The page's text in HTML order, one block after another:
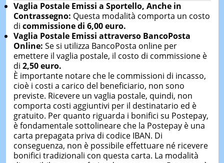
Vaglia Postale Emissi a Sportello, Anche in
Contrassegno: Questa modalità comporta un costo
di commissione di 6,00 euro.
Vaglia Postale Emissi attraverso BancoPosta
Online: Se si utilizza BancoPosta online per
emettere il vaglia postale, il costo di commissione è
di 2,50 euro.
È importante notare che le commissioni di incasso,
cioè i costi a carico del beneficiario, non sono
previste. Ricevere un vaglia postale, quindi, non
comporta costi aggiuntivi per il destinatario ed è
gratuito. Per quanto riguarda i bonifici su Postepay,
è fondamentale sottolineare che la Postepay è una
carta prepagata priva di codice IBAN. Di
conseguenza, non è possibile effettuare né ricevere
bonifici tradizionali con questa carta. La modalità